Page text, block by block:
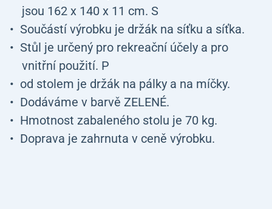
jsou 162 x 140 x 11 cm. S
Součástí výrobku je držák na síťku a síťka.
Stůl je určený pro rekreační účely a pro
vnitřní použití. P
od stolem je držák na pálky a na míčky.
Dodáváme v barvě ZELENÉ.
Hmotnost zabaleného stolu je 70 kg.
Doprava je zahrnuta v ceně výrobku.